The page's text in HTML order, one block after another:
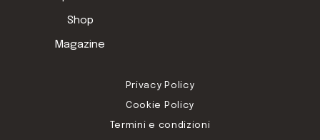
Shop
Magazine
Privacy Policy
Cookie Policy
Termini e condizioni